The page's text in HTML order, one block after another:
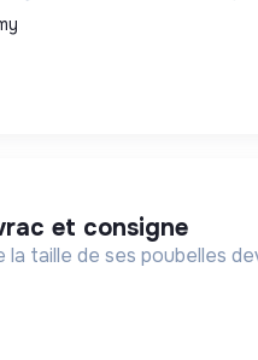
et consigne
taille de ses poubelles